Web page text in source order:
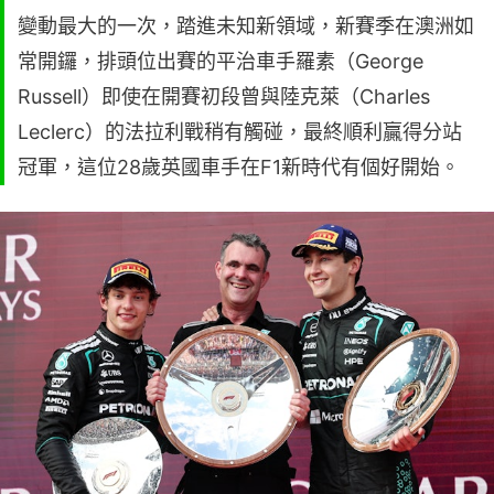
變動最大的一次，踏進未知新領域，新賽季在澳洲如
常開鑼，排頭位出賽的平治車手羅素（George
Russell）即使在開賽初段曾與陸克萊（Charles
Leclerc）的法拉利戰稍有觸碰，最終順利贏得分站
冠軍，這位28歲英國車手在F1新時代有個好開始。